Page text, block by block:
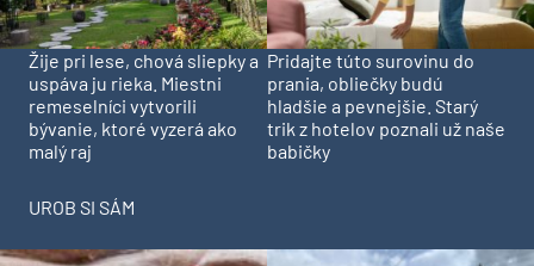
Žije pri lese, chová sliepky a
uspáva ju rieka. Miestni
remeselníci vytvorili
bývanie, ktoré vyzerá ako
malý raj
Pridajte túto surovinu do
prania, obliečky budú
hladšie a pevnejšie. Starý
trik z hotelov poznali už naše
babičky
UROB SI SÁM